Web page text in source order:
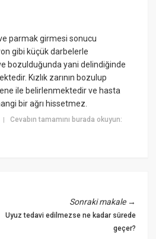
ve parmak girmesi sonucu
gibi küçük darbelerle
bozulduğunda yani delindiğinde
Kızlık zarının bozulup
ile belirlenmektedir ve hasta
bir ağrı hissetmez.
|Cevabın tamamını burada okuyun:
Sonraki makale→
Uyuz tedavi edilmezse ne kadar sürede
geçer?